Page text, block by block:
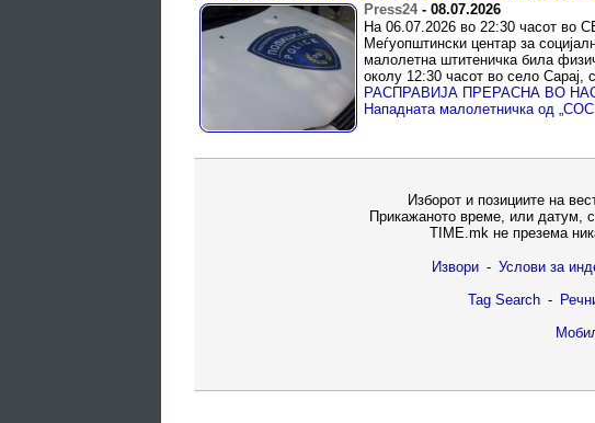
Press24- 08.07.2026
На 06.07.2026 во 22:30 часот во
Меѓуопштински центар за
малолетна штитеничка била
околу 12:30 часот во село Сарај,
Нападната малолетничка од
Изборот и позициите на
Прикажаното време, или датум,
TIME.mk не презема
Извори - Услови за
Tag Search -